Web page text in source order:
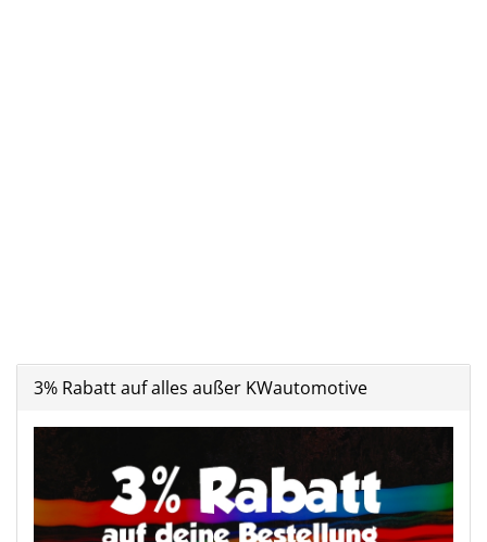
3% Rabatt auf alles außer KWautomotive